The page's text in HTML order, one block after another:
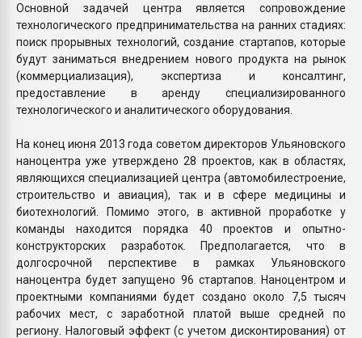
Основной задачей центра является сопровождение
технологического предпринимательства на ранних стадиях:
поиск прорывных технологий, создание стартапов, которые
будут заниматься внедрением нового продукта на рынок
(коммерциализация), экспертиза и консалтинг,
предоставление в аренду специализированного
технологического и аналитического оборудования.
На конец июня 2013 года советом директоров Ульяновского
наноцентра уже утверждено 28 проектов, как в областях,
являющихся специализацией центра (автомобилестроение,
строительство и авиация), так и в сфере медицины и
биотехнологий. Помимо этого, в активной проработке у
команды находится порядка 40 проектов и опытно-
конструкторских разработок. Предполагается, что в
долгосрочной перспективе в рамках Ульяновского
наноцентра будет запущено 96 стартапов. Наноцентром и
проектными компаниями будет создано около 7,5 тысяч
рабочих мест, с заработной платой выше средней по
региону. Налоговый эффект (с учетом дисконтирования) от